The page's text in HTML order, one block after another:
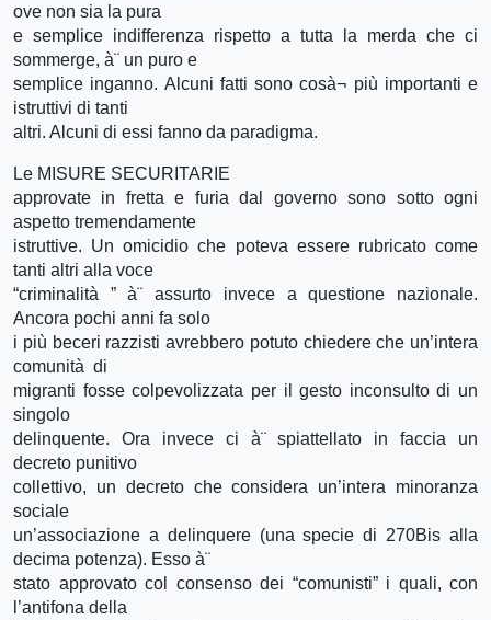
ove non sia la pura
e semplice indifferenza rispetto a tutta la merda che ci
sommerge, à¨ un puro e
semplice inganno. Alcuni fatti sono cosà¬ più importanti e
istruttivi di tanti
altri. Alcuni di essi fanno da paradigma.
Le MISURE SECURITARIE
approvate in fretta e furia dal governo sono sotto ogni
aspetto tremendamente
istruttive. Un omicidio che poteva essere rubricato come
tanti altri alla voce
“criminalità ” à¨ assurto invece a questione nazionale.
Ancora pochi anni fa solo
i più beceri razzisti avrebbero potuto chiedere che un’intera
comunità di
migranti fosse colpevolizzata per il gesto inconsulto di un
singolo
delinquente. Ora invece ci à¨ spiattellato in faccia un
decreto punitivo
collettivo, un decreto che considera un’intera minoranza
sociale
un’associazione a delinquere (una specie di 270Bis alla
decima potenza). Esso à¨
stato approvato col consenso dei “comunisti” i quali, con
l’antifona della